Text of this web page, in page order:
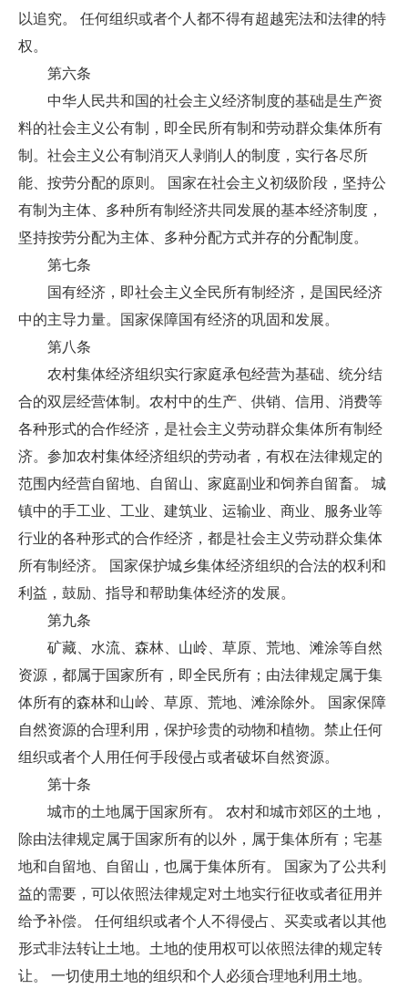
以追究。 任何组织或者个人都不得有超越宪法和法律的特
权。
第六条
中华人民共和国的社会主义经济制度的基础是生产资
料的社会主义公有制，即全民所有制和劳动群众集体所有
制。社会主义公有制消灭人剥削人的制度，实行各尽所
能、按劳分配的原则。 国家在社会主义初级阶段，坚持公
有制为主体、多种所有制经济共同发展的基本经济制度，
坚持按劳分配为主体、多种分配方式并存的分配制度。
第七条
国有经济，即社会主义全民所有制经济，是国民经济
中的主导力量。国家保障国有经济的巩固和发展。
第八条
农村集体经济组织实行家庭承包经营为基础、统分结
合的双层经营体制。农村中的生产、供销、信用、消费等
各种形式的合作经济，是社会主义劳动群众集体所有制经
济。参加农村集体经济组织的劳动者，有权在法律规定的
范围内经营自留地、自留山、家庭副业和饲养自留畜。 城
镇中的手工业、工业、建筑业、运输业、商业、服务业等
行业的各种形式的合作经济，都是社会主义劳动群众集体
所有制经济。 国家保护城乡集体经济组织的合法的权利和
利益，鼓励、指导和帮助集体经济的发展。
第九条
矿藏、水流、森林、山岭、草原、荒地、滩涂等自然
资源，都属于国家所有，即全民所有；由法律规定属于集
体所有的森林和山岭、草原、荒地、滩涂除外。 国家保障
自然资源的合理利用，保护珍贵的动物和植物。禁止任何
组织或者个人用任何手段侵占或者破坏自然资源。
第十条
城市的土地属于国家所有。 农村和城市郊区的土地，
除由法律规定属于国家所有的以外，属于集体所有；宅基
地和自留地、自留山，也属于集体所有。 国家为了公共利
益的需要，可以依照法律规定对土地实行征收或者征用并
给予补偿。 任何组织或者个人不得侵占、买卖或者以其他
形式非法转让土地。土地的使用权可以依照法律的规定转
让。 一切使用土地的组织和个人必须合理地利用土地。